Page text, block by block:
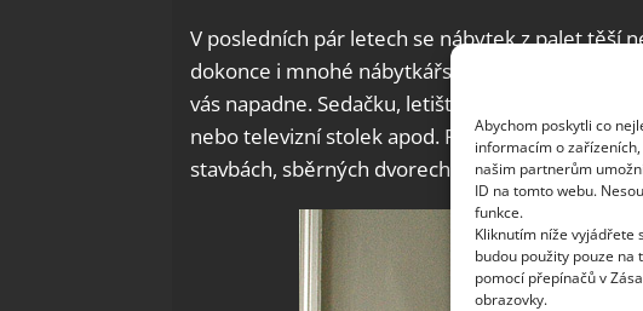
Abychom poskytli co
informacím o
našim partnerům
ID na tomto webu.
funkce.
Kliknutím níže vyjádřete
budou použity pouze na
pomocí přepínačů v
obrazovky.
V posledních pár letech se nábytek z palet těší
dokonce i mnohé nábytkářské společnosti. Z
vás napadne. Sedačku, letiště, lavici ke
nebo televizní stolek apod. Přemýšlíte-li, kde
stavbách, sběrných dvorech, ve výrobních